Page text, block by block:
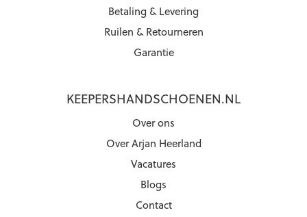
Betaling & Levering
Ruilen & Retourneren
Garantie
KEEPERSHANDSCHOENEN.NL
Over ons
Over Arjan Heerland
Vacatures
Blogs
Contact